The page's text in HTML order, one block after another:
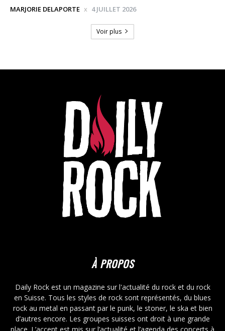
MARJORIE DELAPORTE 4 JUILLET 2026
Voir plus
À PROPOS
Daily Rock est un magazine sur l'actualité du rock et du rock
en Suisse. Tous les styles de rock sont représentés, du blues
rock au metal en passant par le punk, le stoner, le ska et bien
d’autres encore. Les groupes suisses ont droit à une grande